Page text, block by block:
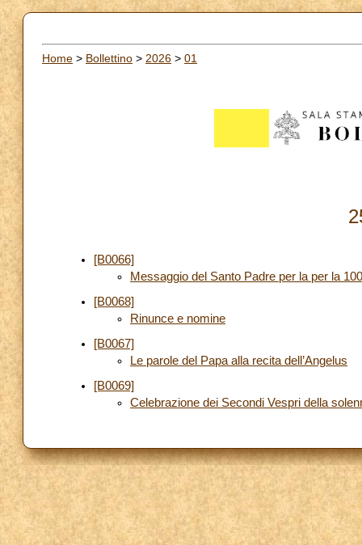
Home > Bollettino > 2026 > 01
[B0066]
Messaggio del Santo Padre per la per la
[B0068]
Rinunce e nomine
[B0067]
Le parole del Papa alla recita dell’Angelus
[B0069]
Celebrazione dei Secondi Vespri della